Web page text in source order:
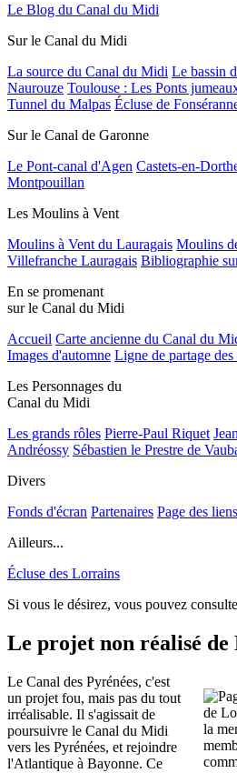
Le Blog du Canal du Midi
Sur le Canal du Midi
La source du Canal du Midi Le bassin
Naurouze Toulouse : Les Ponts
Tunnel du Malpas Écluse de
Sur le Canal de Garonne
Le Pont-canal d'Agen Castets-en-
Montpouillan
Les Moulins à Vent
Moulins à Vent du Lauragais Moulins
Villefranche Lauragais Bibliographie
En se promenant
sur le Canal du Midi
Accueil Carte ancienne du Canal du
Images d'automne Ligne de partage des
Les Personnages du
Canal du Midi
Les grands rôles Pierre-Paul Riquet
Andréossy Sébastien le Prestre de
Divers
Fonds d'écran Partenaires Page des liens
Ailleurs...
Écluse des Lorrains
Si vous le désirez, vous pouvez
Le projet non réalisé
Le Canal des Pyrénées, c'est
un projet fou, mais pas du tout
irréalisable. Il s'agissait de
poursuivre le Canal du Midi
vers les Pyrénées, et rejoindre
l'Atlantique à Bayonne. Ce